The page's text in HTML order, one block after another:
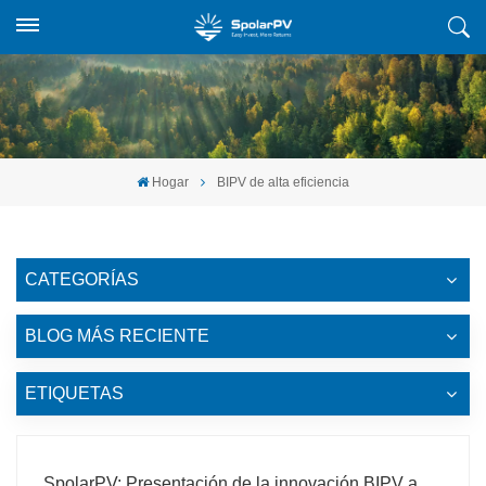
Hogar BIPV de alta eficiencia
CATEGORÍAS
BLOG MÁS RECIENTE
ETIQUETAS